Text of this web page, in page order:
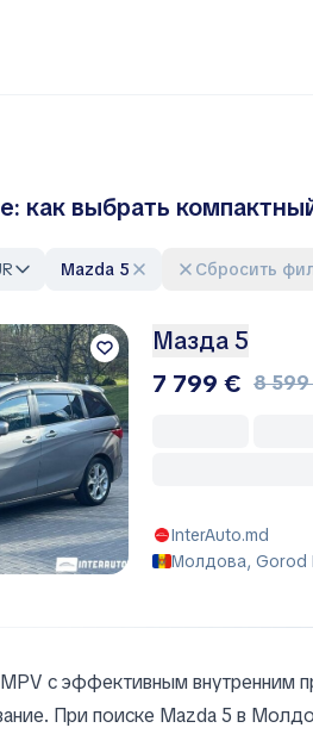
как выбрать
Mazda 5 Сбросить
Мазда 5
7 799 € 8
InterAuto.md
Молдова, Gorod
с эффективным внутренним
При поиске Mazda 5 в